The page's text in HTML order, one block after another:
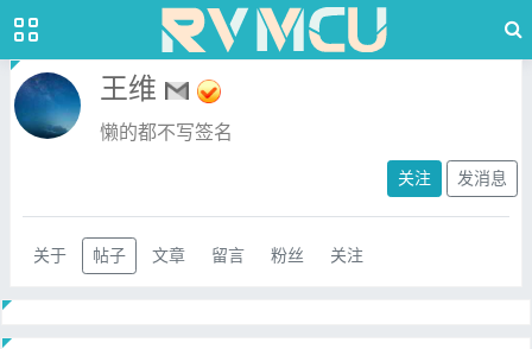
王维
懒的都不写签名
关注 发消息
关于 帖子 文章 留言 粉丝 关注